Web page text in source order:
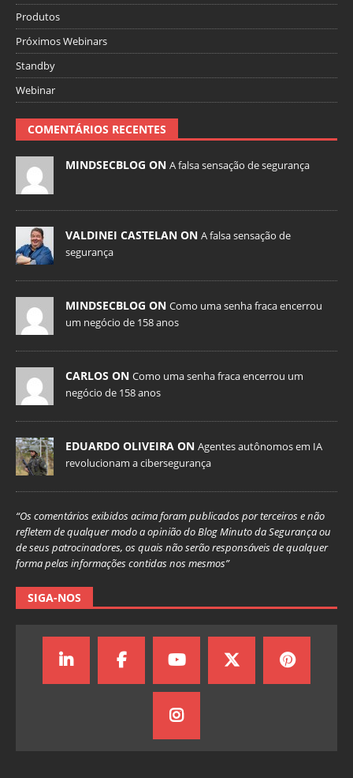
Produtos
Próximos Webinars
Standby
Webinar
COMENTÁRIOS RECENTES
MINDSECBLOG ON A falsa sensação de segurança
VALDINEI CASTELAN ON A falsa sensação de
segurança
MINDSECBLOG ON Como uma senha fraca encerrou
um negócio de 158 anos
CARLOS ON Como uma senha fraca encerrou um
negócio de 158 anos
EDUARDO OLIVEIRA ON Agentes autônomos em IA
revolucionam a cibersegurança
“Os comentários exibidos acima foram publicados por terceiros e não
refletem de qualquer modo a opinião do Blog Minuto da Segurança ou
de seus patrocinadores, os quais não serão responsáveis de qualquer
forma pelas informações contidas nos mesmos”
SIGA-NOS